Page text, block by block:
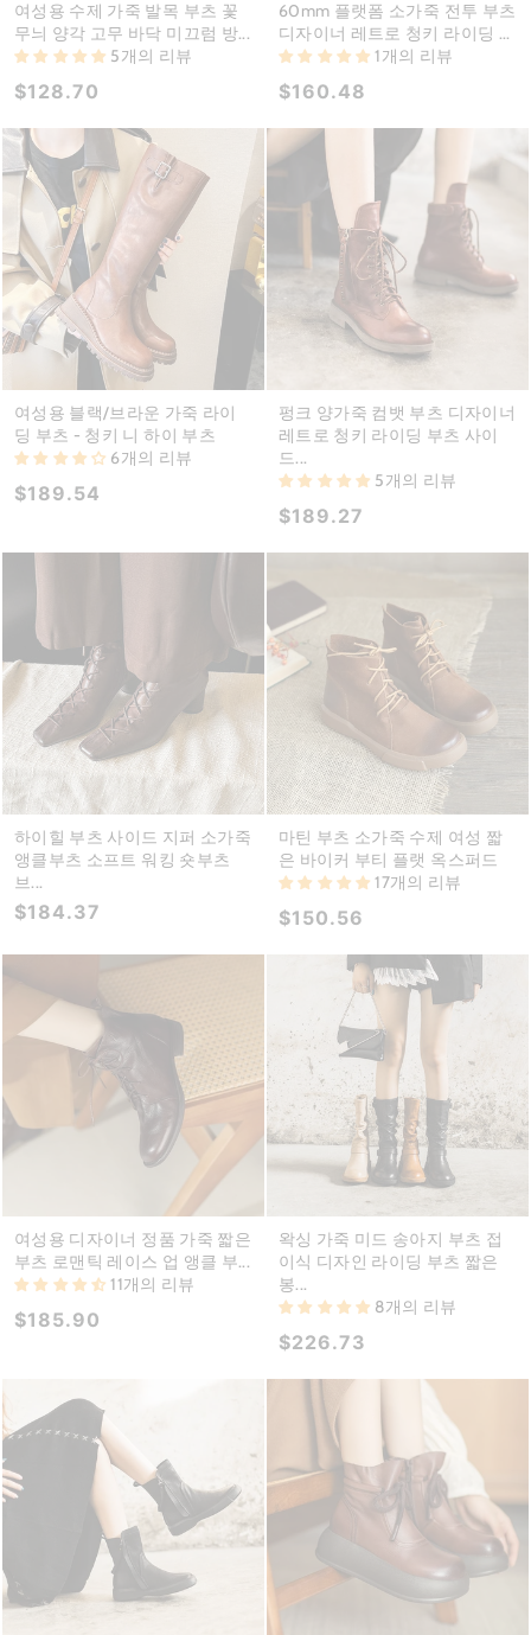
여성용 수제 가죽 발목 부츠 꽃
무늬 양각 고무 바닥 미끄럼 방...
5개의 리뷰
$128.70
60mm 플랫폼 소가죽 전투 부츠
디자이너 레트로 청키 라이딩 ...
1개의 리뷰
$160.48
여성용 블랙/브라운 가죽 라이
딩 부츠 - 청키 니 하이 부츠
6개의 리뷰
$189.54
펑크 양가죽 컴뱃 부츠 디자이너
레트로 청키 라이딩 부츠 사이
드...
5개의 리뷰
$189.27
하이힐 부츠 사이드 지퍼 소가죽
앵클부츠 소프트 워킹 숏부츠
브...
$184.37
마틴 부츠 소가죽 수제 여성 짧
은 바이커 부티 플랫 옥스퍼드
17개의 리뷰
$150.56
여성용 디자이너 정품 가죽 짧은
부츠 로맨틱 레이스 업 앵클 부...
11개의 리뷰
$185.90
왁싱 가죽 미드 송아지 부츠 접
이식 디자인 라이딩 부츠 짧은
봉...
8개의 리뷰
$226.73